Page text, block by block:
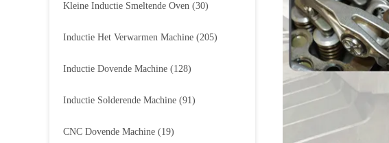
Kleine Inductie Smeltende Oven (30)
Inductie Het Verwarmen Machine (205)
Inductie Dovende Machine (128)
Inductie Solderende Machine (91)
CNC Dovende Machine (19)